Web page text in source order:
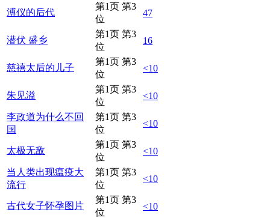
溥仪的后代
第1页 第3
位
47
潜伏 盛乡
第1页 第3
位
16
慈禧太后的儿子
第1页 第3
位
<10
朱见溢
第1页 第3
位
<10
李政道为什么不回
国
第1页 第3
位
<10
太极无敌
第1页 第3
位
<10
当人类出现瘟疫大
流行
第1页 第3
位
<10
古代女子怀孕图片
第1页 第3
位
<10